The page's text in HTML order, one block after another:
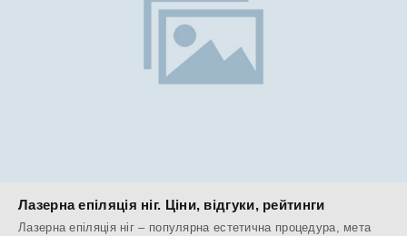
Лазерна епіляція ніг. Ціни, відгуки, рейтинги
Лазерна епіляція ніг – популярна естетична процедура, мета